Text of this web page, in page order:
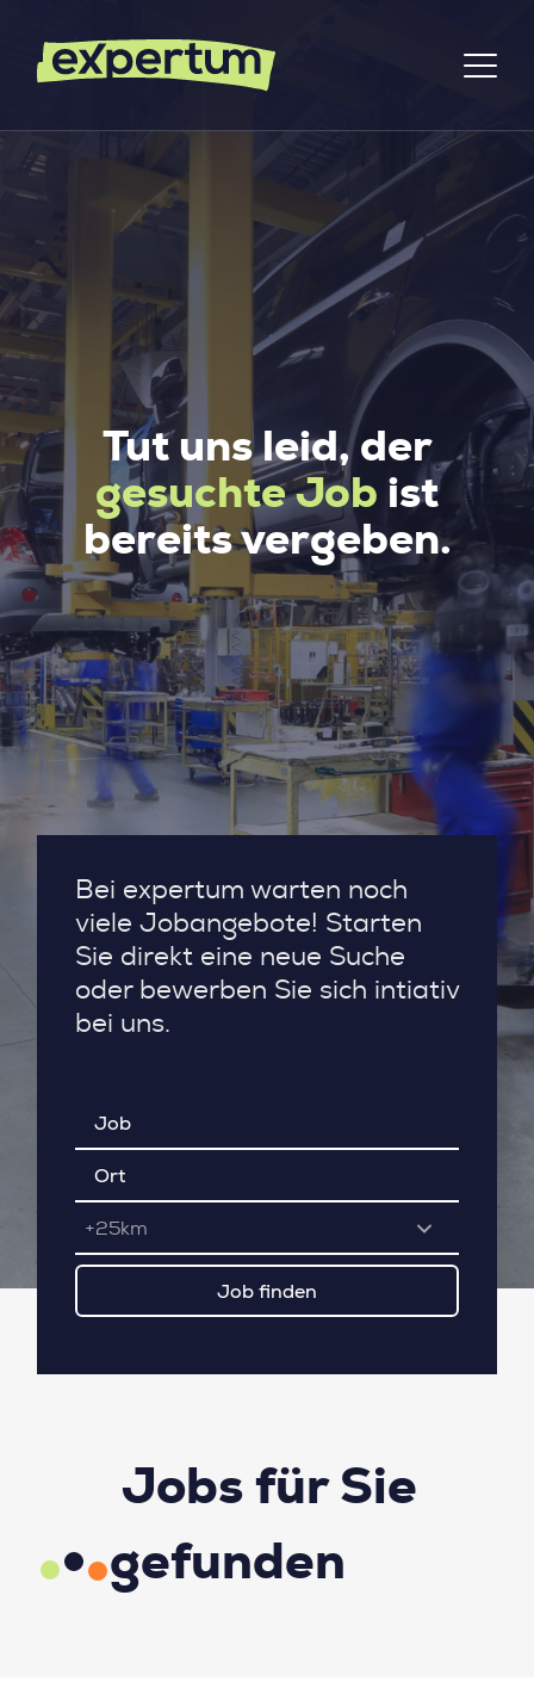
Tut uns leid, der
gesuchte Job ist
bereits vergeben.
Bei expertum warten noch
viele Jobangebote! Starten
Sie direkt eine neue Suche
oder bewerben Sie sich intiativ
bei uns.
+25km